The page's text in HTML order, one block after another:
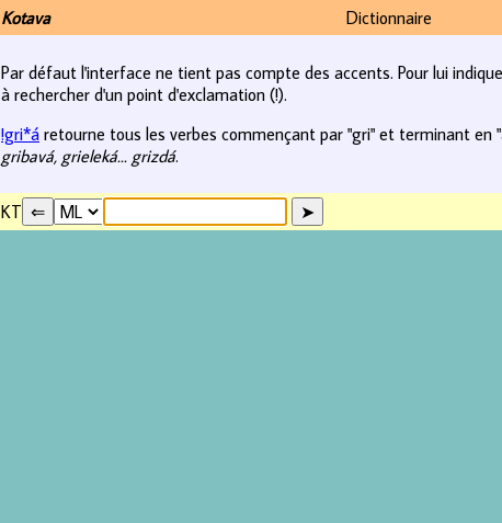
Kotava Dictionnaire
Par défaut l'interface ne tient pas compte des accents. Pour lui
à rechercher d'un point d'exclamation (!).
!gri*á retourne tous les verbes commençant par "gri" et terminant en
gribavá, grieleká... grizdá.
KT